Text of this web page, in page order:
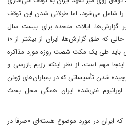
شامل می‌شود، اما طولانی شدن این توقف
گزارش‌ها، ایالات متحده برای بیست سال
تعلیق غنی‌سازی فشار می‌آورد، در حالی که طبق گزارش‌ها، ایران از بیشتر از ۱۰
باید طی یک مکث شصت روزه مورد مذاکره
مهم است، از نظر اینکه رژیم بازرسی و
شدن تأسیساتی که در بمباران‌های ژوئن
اورانیوم غنی‌شده ایران همگی محل بحث
که ایران در مورد موضوع هسته‌ای «صرفاً در